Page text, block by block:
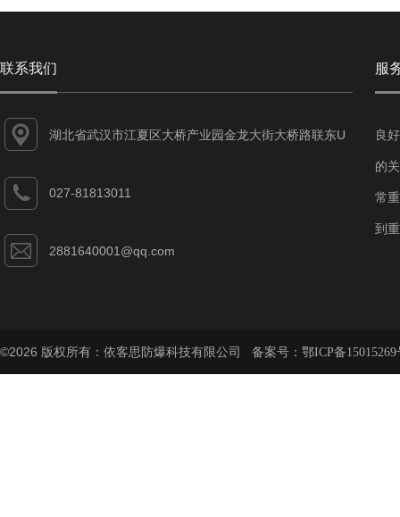
联系我们
湖北省武汉市江夏区大桥产业园金龙大街大桥路联东U
027-81813011
2881640001@qq.com
服
良
的
常
到
©2026 版权所有：依客思防爆科技有限公司 备案号： 鄂ICP备15015269